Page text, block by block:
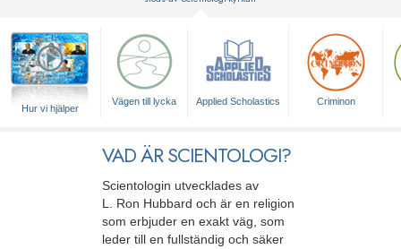
Hur vi hjälper
Vägen till lycka Applied Scholastics Criminon
VAD ÄR SCIENTOLOGI?
Scientologin utvecklades av
L. Ron Hubbard och är en religion
som erbjuder en exakt väg, som
leder till en fullständig och säker